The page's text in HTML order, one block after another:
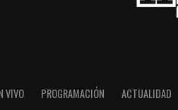
VIVO PROGRAMACIÓN ACTUALIDAD